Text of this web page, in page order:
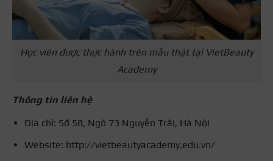
Học viên được thực hành trên mẫu thật tại VietBeauty
Academy
Thông tin liên hệ
Địa chỉ: Số 58, Ngõ 73 Nguyễn Trãi, Hà Nội
Website: http://vietbeautyacademy.edu.vn/